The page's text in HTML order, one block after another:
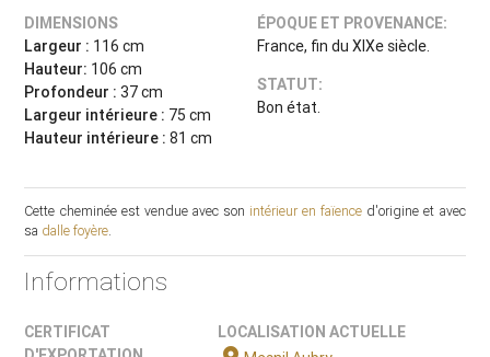
DIMENSIONS
Largeur : 116 cm
Hauteur: 106 cm
Profondeur : 37 cm
Largeur intérieure : 75 cm
Hauteur intérieure :81 cm
ÉPOQUE ET PROVENANCE:
France, fin du XIXe siècle.
STATUT:
Bon état.
Cette cheminée est vendue avec son intérieur en faïence d'origine et avec
sa dalle foyère.
Informations
CERTIFICAT
LOCALISATION ACTUELLE